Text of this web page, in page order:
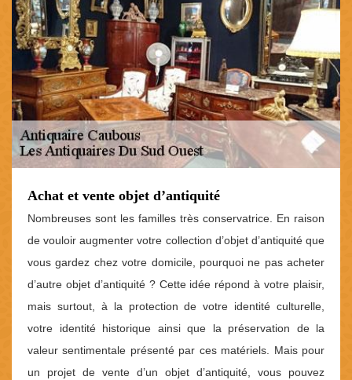
Achat et vente objet d’antiquité
Nombreuses sont les familles très conservatrice. En raison
de vouloir augmenter votre collection d’objet d’antiquité que
vous gardez chez votre domicile, pourquoi ne pas acheter
d’autre objet d’antiquité ? Cette idée répond à votre plaisir,
mais surtout, à la protection de votre identité culturelle,
votre identité historique ainsi que la préservation de la
valeur sentimentale présenté par ces matériels. Mais pour
un projet de vente d’un objet d’antiquité, vous pouvez